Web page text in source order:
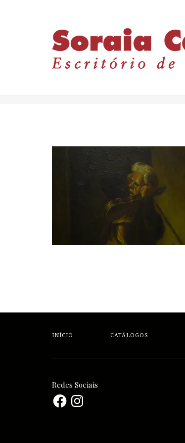
INÍCIO CATÁLOGOS
Redes Sociais
FacebookInstagram